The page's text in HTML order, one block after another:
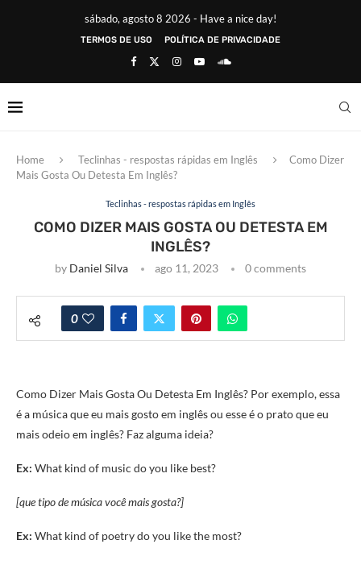
sábado, agosto 8 2026 - Have a nice day!
TERMOS DE USO POLÍTICA DE PRIVACIDADE
Home Teclinhas - respostas rápidas em Inglês
Como Dizer
Mais Gosta Ou Detesta Em Inglês?
Teclinhas - respostas rápidas em Inglês
COMO DIZER MAIS GOSTA OU DETESTA EM
INGLÊS?
by Daniel Silva ago 11, 2023 0 comments
0
Como Dizer Mais Gosta Ou Detesta Em Inglês? Por exemplo, essa
é a música que eu mais gosto em inglês ou esse é o prato que eu
mais odeio em inglês? Faz alguma ideia?
Ex: What kind of music do you like best?
[que tipo de música você mais gosta?]
Ex: What kind of poetry do you like the most?